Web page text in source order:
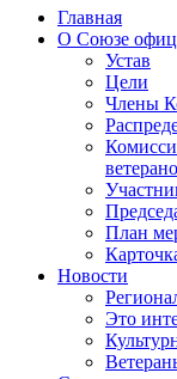
Главная
О Союзе
Устав
Цели
Члены
План
Новости
Это